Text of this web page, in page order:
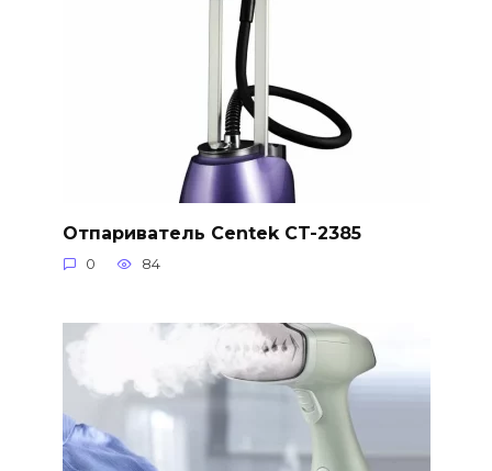
Отпариватель Centek CT-2385
0 84